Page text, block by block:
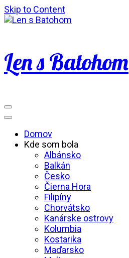
Skip to Content
Len s Batohom
Domov
Kde som bola
Albánsko
Balkán
Česko
Čierna Hora
Filipíny
Chorvátsko
Kanárske ostrovy
Kolumbia
Kostarika
Maďarsko